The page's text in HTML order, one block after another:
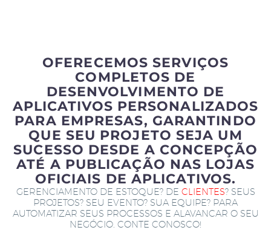
OFERECEMOS SERVIÇOS
COMPLETOS DE
DESENVOLVIMENTO DE
APLICATIVOS PERSONALIZADOS
PARA EMPRESAS, GARANTINDO
QUE SEU PROJETO SEJA UM
SUCESSO DESDE A CONCEPÇÃO
ATÉ A PUBLICAÇÃO NAS LOJAS
OFICIAIS DE APLICATIVOS.
GERENCIAMENTO DE ESTOQUE? DE CLIENTES? SEUS
PROJETOS? SEU EVENTO? SUA EQUIPE? PARA
AUTOMATIZAR SEUS PROCESSOS E ALAVANCAR O SEU
NEGÓCIO. CONTE CONOSCO!